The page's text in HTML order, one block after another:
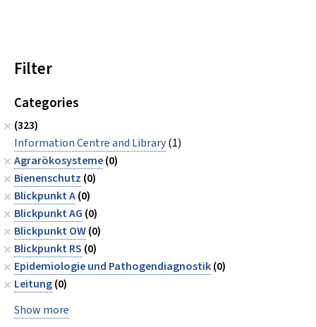
Filter
Categories
(323)
Information Centre and Library(1)
Agrarökosysteme(0)
Bienenschutz (0)
Blickpunkt A(0)
Blickpunkt AG (0)
Blickpunkt OW(0)
Blickpunkt RS (0)
Epidemiologie und Pathogendiagnostik(0)
Leitung(0)
Show more